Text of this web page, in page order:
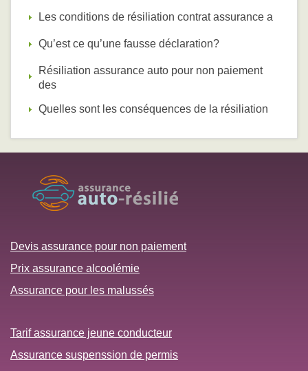
Les conditions de résiliation contrat assurance a
Qu’est ce qu’une fausse déclaration?
Résiliation assurance auto pour non paiement
des
Quelles sont les conséquences de la résiliation
Devis assurance pour non paiement
Prix assurance alcoolémie
Assurance pour les malussés
Tarif assurance jeune conducteur
Assurance suspenssion de permis